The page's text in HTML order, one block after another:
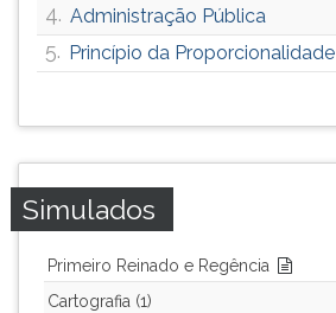
4. Administração Pública
5. Princípio da Proporcionalidade
Simulados
Primeiro Reinado e Regência
Cartografia (1)